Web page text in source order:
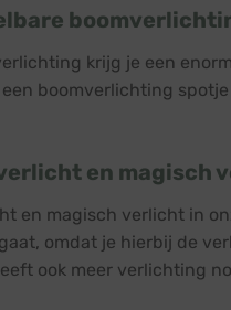
krijg je een
boomverlichting
en magisch
en magisch verlicht in
omdat je hierbij de
ook meer verlichting